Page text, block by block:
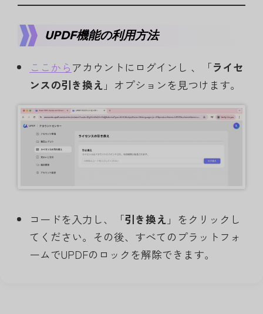
UPDF機能の利用方法
ここからアカウントにログインし 、「ライセ
ンスの引き換え 」オプションを見つけます。
コードを入力し、「引き換え 」をクリックし
てください。その後、すべてのプラットフォ
ームでUPDFのロックを解除できます。